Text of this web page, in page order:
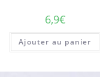
6,9€
Ajouter au panier